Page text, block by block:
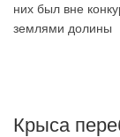
них был вне
землями долины
Крыса